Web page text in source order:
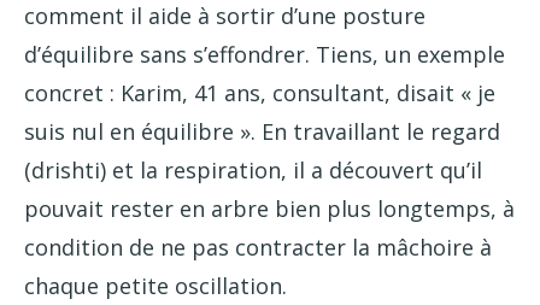
comment il aide à sortir d’une posture
d’équilibre sans s’effondrer. Tiens, un exemple
concret : Karim, 41 ans, consultant, disait « je
suis nul en équilibre ». En travaillant le regard
(drishti) et la respiration, il a découvert qu’il
pouvait rester en arbre bien plus longtemps, à
condition de ne pas contracter la mâchoire à
chaque petite oscillation.